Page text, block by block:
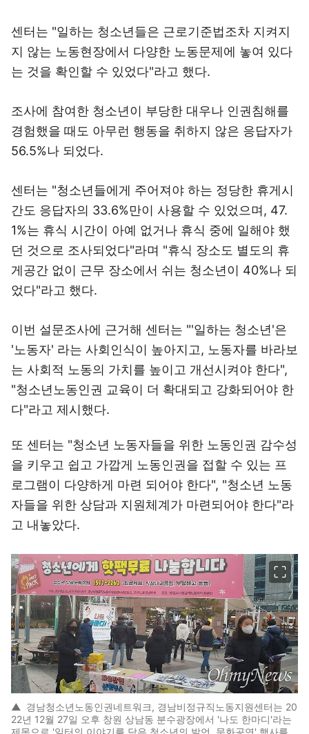
센터는 "일하는 청소년들은 근로기준법조차 지켜지
지 않는 노동현장에서 다양한 노동문제에 놓여 있다
는 것을 확인할 수 있었다"라고 했다.
조사에 참여한 청소년이 부당한 대우나 인권침해를
경험했을 때도 아무런 행동을 취하지 않은 응답자가
56.5%나 되었다.
센터는 "청소년들에게 주어져야 하는 정당한 휴게시
간도 응답자의 33.6%만이 사용할 수 있었으며, 47.
1%는 휴식 시간이 아예 없거나 휴식 중에 일해야 했
던 것으로 조사되었다"라며 "휴식 장소도 별도의 휴
게공간 없이 근무 장소에서 쉬는 청소년이 40%나 되
었다"라고 했다.
이번 설문조사에 근거해 센터는 "'일하는 청소년'은
'노동자' 라는 사회인식이 높아지고, 노동자를 바라보
는 사회적 노동의 가치를 높이고 개선시켜야 한다",
"청소년노동인권 교육이 더 확대되고 강화되어야 한
다"라고 제시했다.
또 센터는 "청소년 노동자들을 위한 노동인권 감수성
을 키우고 쉽고 가깝게 노동인권을 접할 수 있는 프
로그램이 다양하게 마련 되어야 한다", "청소년 노동
자들을 위한 상담과 지원체계가 마련되어야 한다"라
고 내놓았다.
▲ 경남청소년노동인권네트워크, 경남비정규직노동지원센터는 20
22년 12월 27일 오후 창원 상남동 분수광장에서 '나도 한마디'라는
제목으로 '일터의 이야기를 담은 청소년의 발언, 문화공연' 행사를